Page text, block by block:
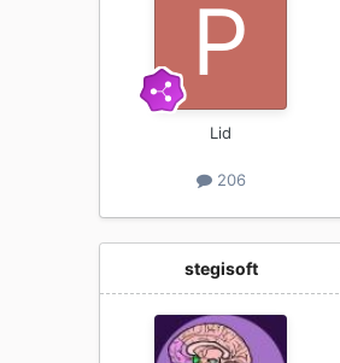
Lid
206
stegisoft